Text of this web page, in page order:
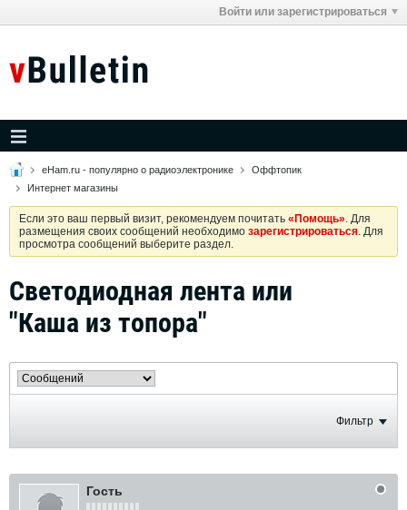
Войти или зарегистрироваться
eHam.ru - популярно о радиоэлектронике
Оффтопик
Интернет магазины
Если это ваш первый визит, рекомендуем почитать «Помощь». Для
размещения своих сообщений необходимо зарегистрироваться. Для
просмотра сообщений выберите раздел.
Светодиодная лента или
"Каша из топора"
Фильтр
Гость